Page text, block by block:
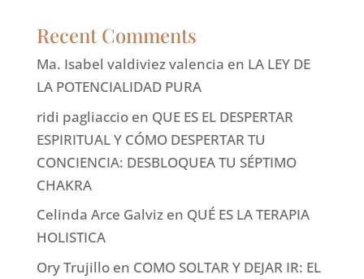
Recent Comments
Ma. Isabel valdiviez valencia en LA LEY DE
LA POTENCIALIDAD PURA
ridi pagliaccioen QUE ES EL DESPERTAR
ESPIRITUAL Y CÓMO DESPERTAR TU
CONCIENCIA: DESBLOQUEA TU SÉPTIMO
CHAKRA
Celinda Arce Galvizen QUÉ ES LA TERAPIA
HOLISTICA
Ory Trujilloen COMO SOLTAR Y DEJAR IR: EL